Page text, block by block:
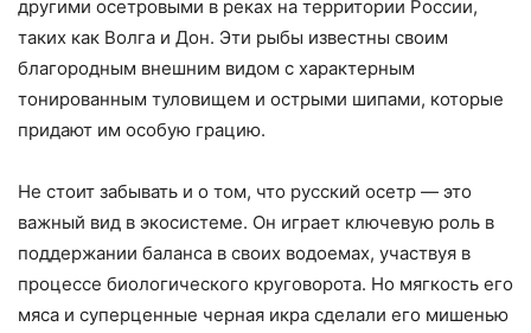
другими осетровыми в реках на территории России,
таких как Волга и Дон. Эти рыбы известны своим
благородным внешним видом с характерным
тонированным туловищем и острыми шипами, которые
придают им особую грацию.
Не стоит забывать и о том, что русский осетр — это
важный вид в экосистеме. Он играет ключевую роль в
поддержании баланса в своих водоемах, участвуя в
процессе биологического круговорота. Но мягкость его
мяса и cуперценные черная икра сделали его мишенью